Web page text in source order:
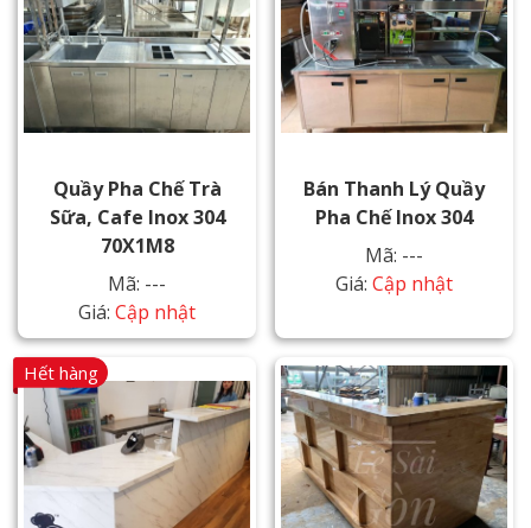
Quầy Pha Chế Trà
Sữa, Cafe Inox 304
70X1M8
Mã: ---
Giá: Cập nhật
Bán Thanh Lý Quầy
Pha Chế Inox 304
Mã: ---
Giá: Cập nhật
Hết hàng